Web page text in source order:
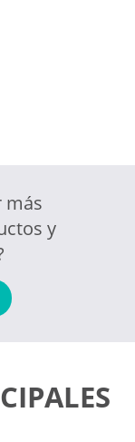
más
y